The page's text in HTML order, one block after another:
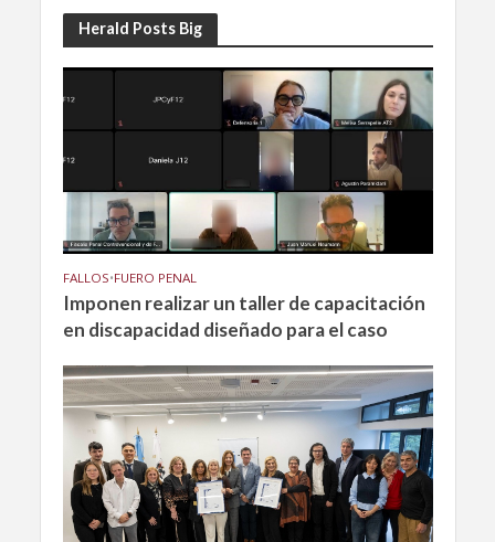
Herald Posts Big
FALLOS•FUERO PENAL
Imponen realizar un taller de capacitación
en discapacidad diseñado para el caso